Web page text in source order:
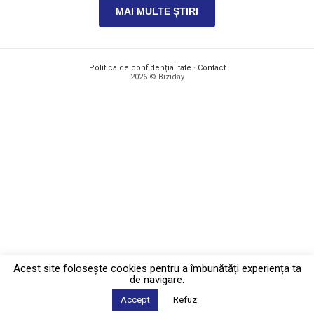
MAI MULTE ȘTIRI
Politica de confidențialitate · Contact
2026 © Biziday
Acest site foloseşte cookies pentru a îmbunătăți experiența ta
de navigare.
Accept Refuz